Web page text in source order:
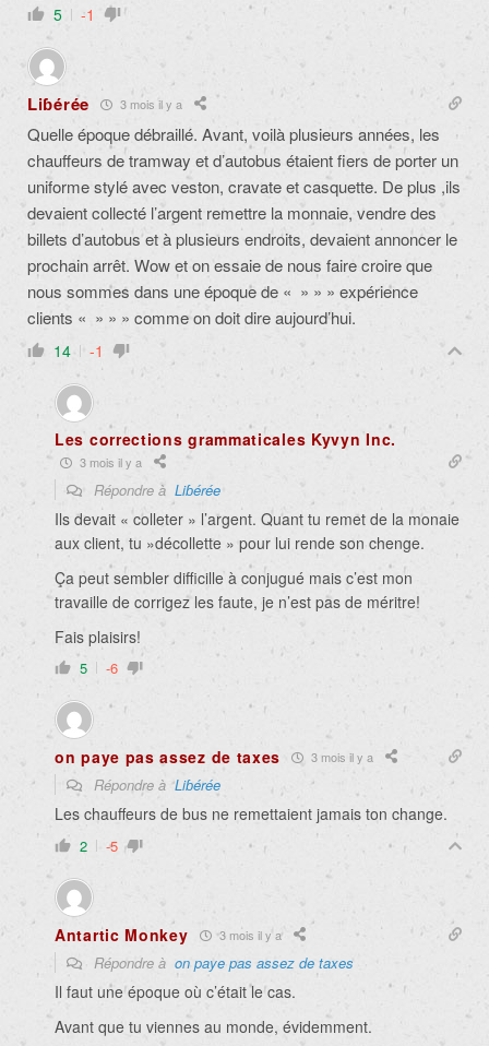
5 -1
Liɓérée 3 mois il y a
Quelle époque débraillé. Avant, voilà plusieurs années, les
chauffeurs de tramway et d’autobus étaient fiers de porter un
uniforme stylé avec veston, cravate et casquette. De plus ,ils
devaient collecté l’argent remettre la monnaie, vendre des
billets d’autobus et à plusieurs endroits, devaient annoncer le
prochain arrêt. Wow et on essaie de nous faire croire que
nous sommes dans une époque de « » » » expérience
clients « » » » comme on doit dire aujourd’hui.
14 -1
Les corrections grammaticales Kyvyn Inc.
3 mois il y a
Répondre à Liɓérée
Ils devait « colleter » l’argent. Quant tu remet de la monaie
aux client, tu »décollette » pour lui rende son chenge.
Ça peut sembler difficille à conjugué mais c’est mon
travaille de corrigez les faute, je n’est pas de méritre!
Fais plaisirs!
5 -6
on paye pas assez de taxes 3 mois il y a
Répondre àLiɓérée
Les chauffeurs de bus ne remettaient jamais ton change.
2 -5
Antartic Monkey 3 mois il y a
Répondre à on paye pas assez de taxes
Il faut une époque où c’était le cas.
Avant que tu viennes au monde, évidemment.